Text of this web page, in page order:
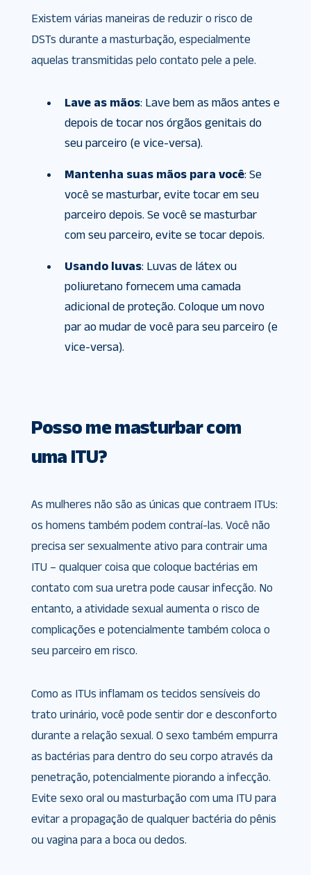
Existem várias maneiras de reduzir o risco de
DSTs durante a masturbação, especialmente
aquelas transmitidas pelo contato pele a pele.
Lave as mãos: Lave bem as mãos antes e
depois de tocar nos órgãos genitais do
seu parceiro (e vice-versa).
Mantenha suas mãos para você: Se
você se masturbar, evite tocar em seu
parceiro depois. Se você se masturbar
com seu parceiro, evite se tocar depois.
Usando luvas: Luvas de látex ou
poliuretano fornecem uma camada
adicional de proteção. Coloque um novo
par ao mudar de você para seu parceiro (e
vice-versa).
Posso me masturbar com
uma ITU?
As mulheres não são as únicas que contraem ITUs:
os homens também podem contraí-las. Você não
precisa ser sexualmente ativo para contrair uma
ITU – qualquer coisa que coloque bactérias em
contato com sua uretra pode causar infecção. No
entanto, a atividade sexual aumenta o risco de
complicações e potencialmente também coloca o
seu parceiro em risco.
Como as ITUs inflamam os tecidos sensíveis do
trato urinário, você pode sentir dor e desconforto
durante a relação sexual. O sexo também empurra
as bactérias para dentro do seu corpo através da
penetração, potencialmente piorando a infecção.
Evite sexo oral ou masturbação com uma ITU para
evitar a propagação de qualquer bactéria do pênis
ou vagina para a boca ou dedos.